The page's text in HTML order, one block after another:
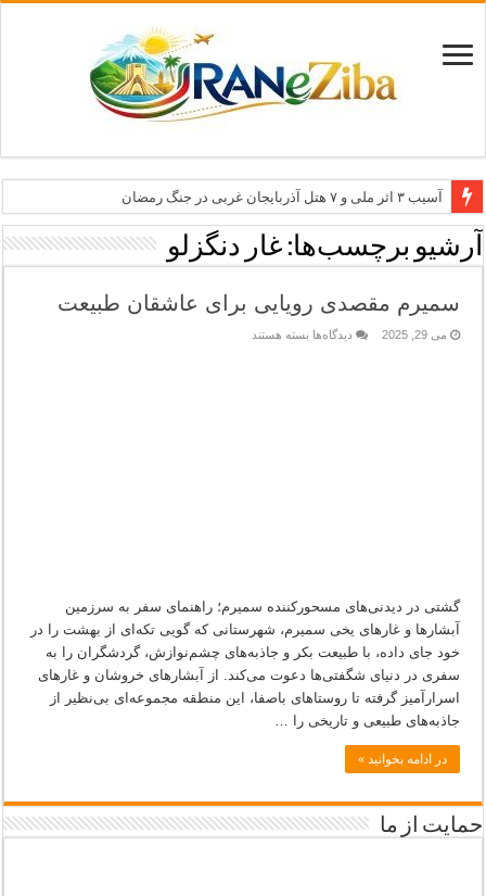
آسیب ۳ اثر ملی و ۷ هتل آذربایجان غربی در جنگ رمضان
معاون وزیر: جاذبه‌های بوشهر جهانی معرفی می‌شوند
طرح بین‌المللی گذر از مرزها وارد مرحله اجرا شد
۶۸۱ میلیارد ریال تسهیلات برای توسعه گردشگری گلستان
تاب‌آوری؛ سرمایه پنهان تهران برای بازسازی برند شهری
آرشیو برچسب‌ها: غار دنگزلو
سمیرم مقصدی رویایی برای عاشقان طبیعت
می 29, 2025 دیدگاه‌ها برای
بسته هستند
گشتی در دیدنی‌های مسحورکننده سمیرم؛ راهنمای سفر به سرزمین
آبشارها و غارهای یخی سمیرم، شهرستانی که گویی تکه‌ای از بهشت را در
خود جای داده، با طبیعت بکر و جاذبه‌های چشم‌نوازش، گردشگران را به
سفری در دنیای شگفتی‌ها دعوت می‌کند. از آبشارهای خروشان و غارهای
اسرارآمیز گرفته تا روستاهای باصفا، این منطقه مجموعه‌ای بی‌نظیر از
جاذبه‌های طبیعی و تاریخی را …
در ادامه بخوانید »
حمایت از ما